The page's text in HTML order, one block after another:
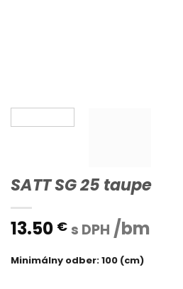
SATT SG 25 taupe
13.50 € s DPH /bm
Minimálny odber: 100 (cm)